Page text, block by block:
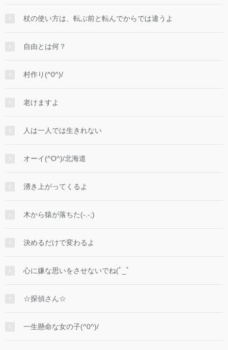
杖の使い方は、転ぶ前と転んでからでは違うよ
自由とは何？
村作り(^0^)/
老けますよ
人は一人では生きれない
オーイ(^O^)/北海道
湧き上がってくるよ
木から猿が落ちた(-.-;)
決めるだけで変わるよ
心に嫌な思いをさせないでね(ﾟ_ﾟ
☆探偵さん☆
一生懸命な女の子(^0^)/